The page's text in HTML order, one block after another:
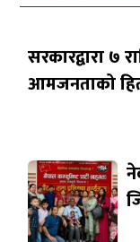
सरकारद्वारा ७
आमजनताको